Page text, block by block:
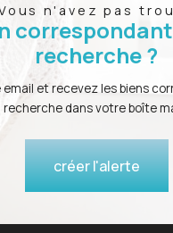
n'avez pas
recherche ?
et recevez les biens
recherche dans votre boîte
créer l'alerte